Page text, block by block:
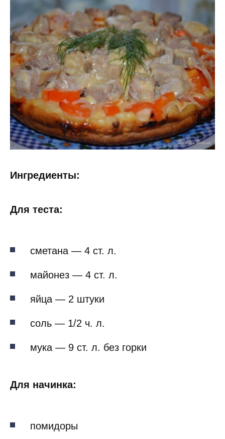
Ингредиенты:
Для теста:
сметана — 4 ст. л.
майонез — 4 ст. л.
яйца — 2 штуки
соль — 1/2 ч. л.
мука — 9 ст. л. без горки
Для начинка:
помидоры